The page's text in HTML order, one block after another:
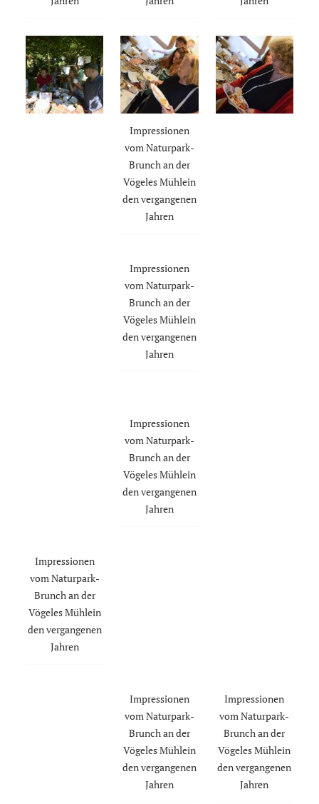
Impressionen
vom Naturpark-
Brunch an der
Vögeles Mühlein
den vergangenen
Jahren
Impressionen
vom Naturpark-
Brunch an der
Vögeles Mühlein
den vergangenen
Jahren
Impressionen
vom Naturpark-
Brunch an der
Vögeles Mühlein
den vergangenen
Jahren
Impressionen
vom Naturpark-
Brunch an der
Vögeles Mühlein
den vergangenen
Jahren
Impressionen
vom Naturpark-
Brunch an der
Vögeles Mühlein
den vergangenen
Jahren
Impressionen
vom Naturpark-
Brunch an der
Vögeles Mühlein
den vergangenen
Jahren